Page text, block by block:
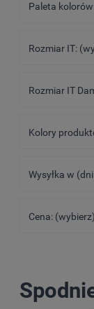
Paleta
Rozmiar IT:
Rozmiar IT
Kolory
Wysyłka w
Cena: (wybierz)